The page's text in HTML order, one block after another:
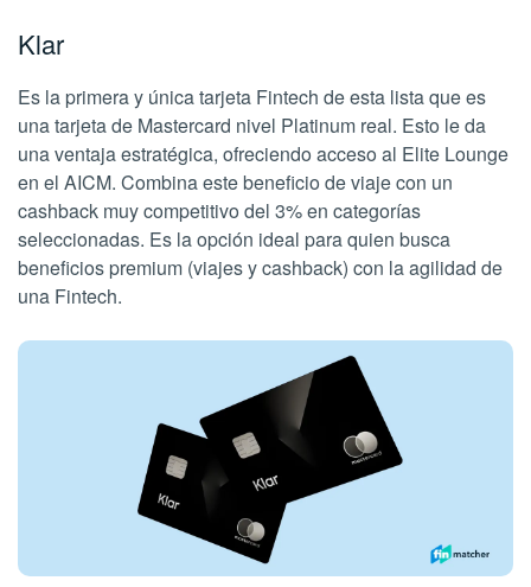
Klar
Es la primera y única tarjeta Fintech de esta lista que es
una tarjeta de Mastercard nivel Platinum real. Esto le da
una ventaja estratégica, ofreciendo acceso al Elite Lounge
en el AICM. Combina este beneficio de viaje con un
cashback muy competitivo del 3% en categorías
seleccionadas. Es la opción ideal para quien busca
beneficios premium (viajes y cashback) con la agilidad de
una Fintech.